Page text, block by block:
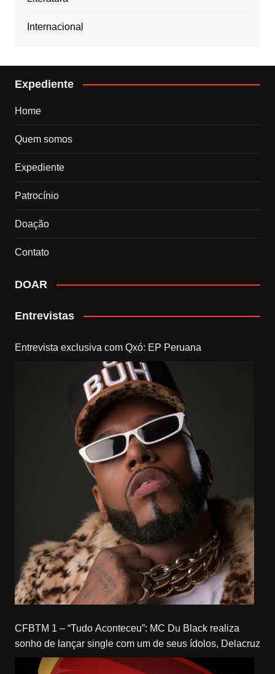
Internacional
Expediente
Home
Quem somos
Expediente
Patrocínio
Doação
Contato
DOAR
Entrevistas
Entrevista exclusiva com Qxó: EP Peruana
CFBTM 1 – “Tudo Aconteceu”: MC Du Black realiza
sonho de lançar single com um de seus ídolos, Delacruz